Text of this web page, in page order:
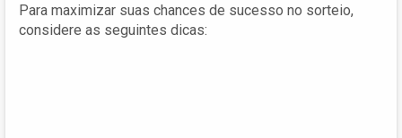
Para maximizar suas chances de sucesso no sorteio,
considere as seguintes dicas: